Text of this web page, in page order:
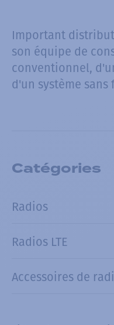
Important
son équipe de
conventionnel,
d'un système
Catégories
Radios
Radios LTE
Accessoires de